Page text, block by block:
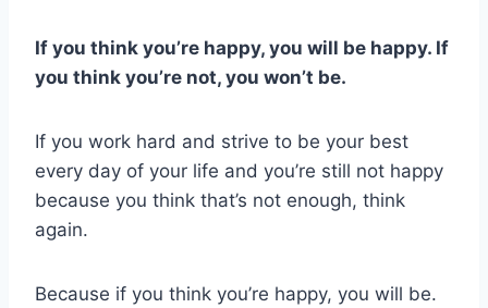
If you think you’re happy, you will be happy. If
you think you’re not, you won’t be.
If you work hard and strive to be your best
every day of your life and you’re still not happy
because you think that’s not enough, think
again.
Because if you think you’re happy, you will be.